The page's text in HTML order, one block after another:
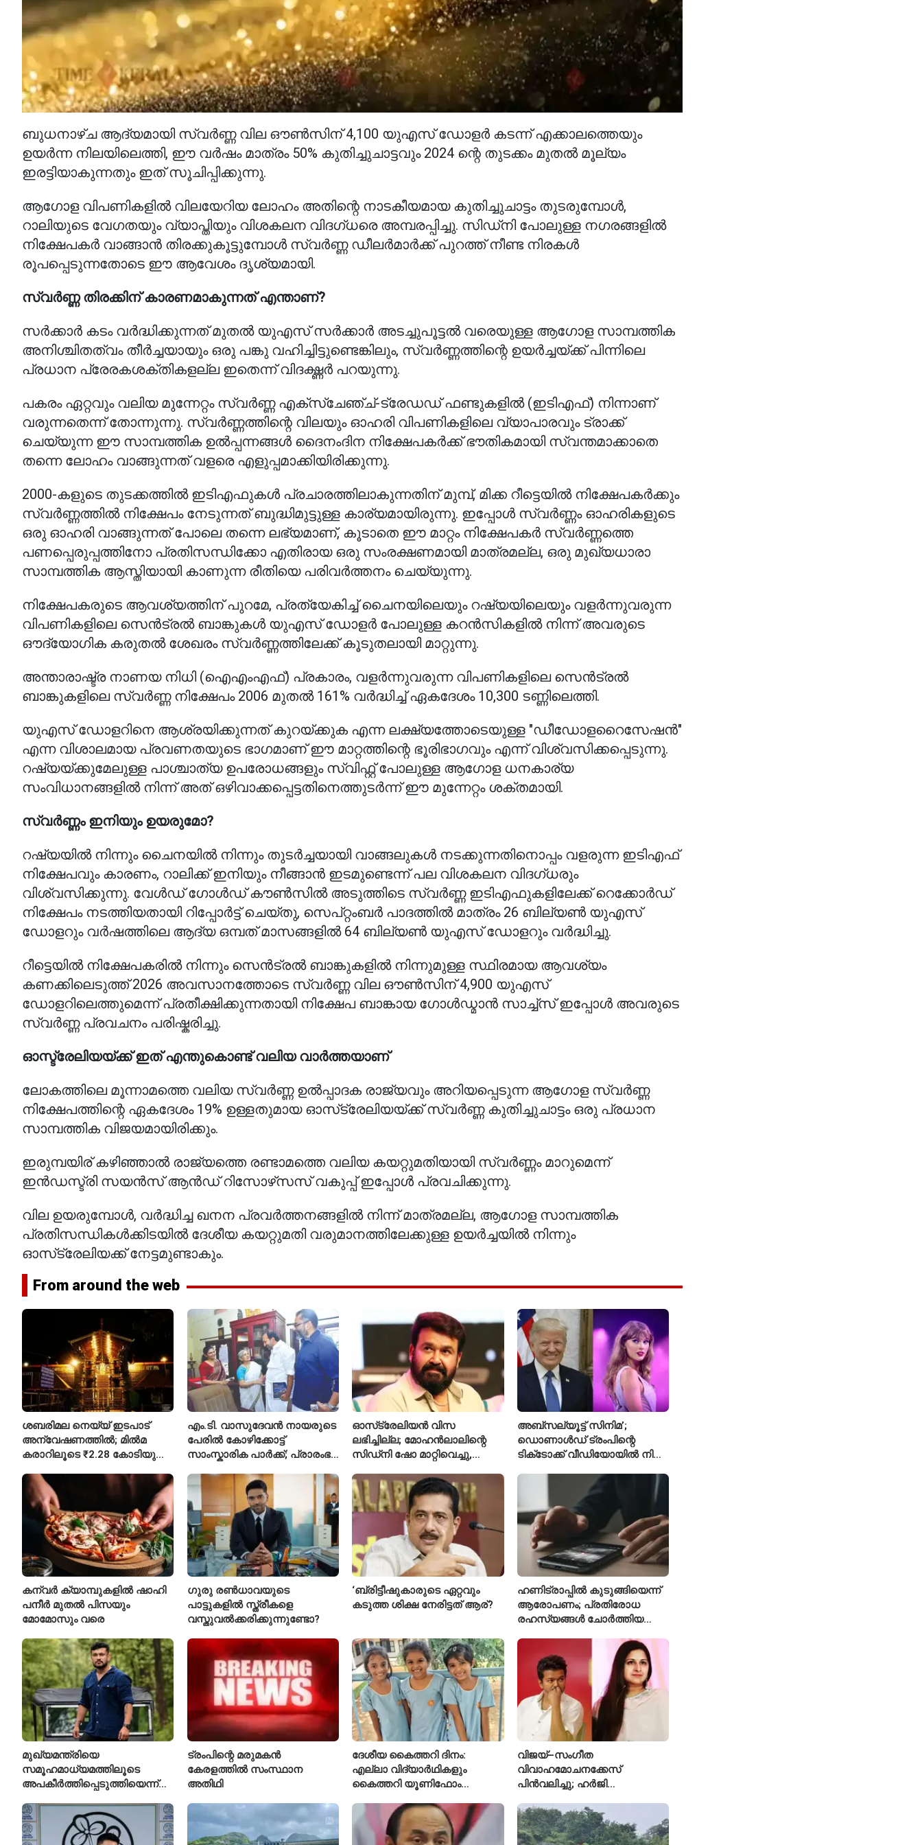
ബുധനാഴ്ച ആദ്യമായി സ്വർണ്ണ വില ഔൺസിന് 4,100 യുഎസ് ഡോളർ കടന്ന് എക്കാലത്തെയും
ഉയർന്ന നിലയിലെത്തി, ഈ വർഷം മാത്രം 50% കുതിച്ചുചാട്ടവും 2024 ന്റെ തുടക്കം മുതൽ മൂല്യം
ഇരട്ടിയാകുന്നതും ഇത് സൂചിപ്പിക്കുന്നു.
ആഗോള വിപണികളിൽ വിലയേറിയ ലോഹം അതിന്റെ നാടകീയമായ കുതിച്ചുചാട്ടം തുടരുമ്പോൾ,
റാലിയുടെ വേഗതയും വ്യാപ്തിയും വിശകലന വിദഗ്ധരെ അമ്പരപ്പിച്ചു. സിഡ്‌നി പോലുള്ള നഗരങ്ങളിൽ
നിക്ഷേപകർ വാങ്ങാൻ തിരക്കുകൂട്ടുമ്പോൾ സ്വർണ്ണ ഡീലർമാർക്ക് പുറത്ത് നീണ്ട നിരകൾ
രൂപപ്പെടുന്നതോടെ ഈ ആവേശം ദൃശ്യമായി.
സ്വർണ്ണ തിരക്കിന് കാരണമാകുന്നത് എന്താണ്?
സർക്കാർ കടം വർദ്ധിക്കുന്നത് മുതൽ യുഎസ് സർക്കാർ അടച്ചുപൂട്ടൽ വരെയുള്ള ആഗോള സാമ്പത്തിക
അനിശ്ചിതത്വം തീർച്ചയായും ഒരു പങ്കു വഹിച്ചിട്ടുണ്ടെങ്കിലും, സ്വർണ്ണത്തിന്റെ ഉയർച്ചയ്ക്ക് പിന്നിലെ
പ്രധാന പ്രേരകശക്തികളല്ല ഇതെന്ന് വിദഗ്ദ്ധർ പറയുന്നു.
പകരം ഏറ്റവും വലിയ മുന്നേറ്റം സ്വർണ്ണ എക്സ്ചേഞ്ച്-ട്രേഡഡ് ഫണ്ടുകളിൽ (ഇടിഎഫ്) നിന്നാണ്
വരുന്നതെന്ന് തോന്നുന്നു. സ്വർണ്ണത്തിന്റെ വിലയും ഓഹരി വിപണികളിലെ വ്യാപാരവും ട്രാക്ക്
ചെയ്യുന്ന ഈ സാമ്പത്തിക ഉൽപ്പന്നങ്ങൾ ദൈനംദിന നിക്ഷേപകർക്ക് ഭൗതികമായി സ്വന്തമാക്കാതെ
തന്നെ ലോഹം വാങ്ങുന്നത് വളരെ എളുപ്പമാക്കിയിരിക്കുന്നു.
2000-കളുടെ തുടക്കത്തിൽ ഇടിഎഫുകൾ പ്രചാരത്തിലാകുന്നതിന് മുമ്പ്, മിക്ക റീട്ടെയിൽ നിക്ഷേപകർക്കും
സ്വർണ്ണത്തിൽ നിക്ഷേപം നേടുന്നത് ബുദ്ധിമുട്ടുള്ള കാര്യമായിരുന്നു. ഇപ്പോൾ സ്വർണ്ണം ഓഹരികളുടെ
ഒരു ഓഹരി വാങ്ങുന്നത് പോലെ തന്നെ ലഭ്യമാണ്, കൂടാതെ ഈ മാറ്റം നിക്ഷേപകർ സ്വർണ്ണത്തെ
പണപ്പെരുപ്പത്തിനോ പ്രതിസന്ധിക്കോ എതിരായ ഒരു സംരക്ഷണമായി മാത്രമല്ല, ഒരു മുഖ്യധാരാ
സാമ്പത്തിക ആസ്തിയായി കാണുന്ന രീതിയെ പരിവർത്തനം ചെയ്യുന്നു.
നിക്ഷേപകരുടെ ആവശ്യത്തിന് പുറമേ, പ്രത്യേകിച്ച് ചൈനയിലെയും റഷ്യയിലെയും വളർന്നുവരുന്ന
വിപണികളിലെ സെൻട്രൽ ബാങ്കുകൾ യുഎസ് ഡോളർ പോലുള്ള കറൻസികളിൽ നിന്ന് അവരുടെ
ഔദ്യോഗിക കരുതൽ ശേഖരം സ്വർണ്ണത്തിലേക്ക് കൂടുതലായി മാറ്റുന്നു.
അന്താരാഷ്ട്ര നാണയ നിധി (ഐഎംഎഫ്) പ്രകാരം, വളർന്നുവരുന്ന വിപണികളിലെ സെൻട്രൽ
ബാങ്കുകളിലെ സ്വർണ്ണ നിക്ഷേപം 2006 മുതൽ 161% വർദ്ധിച്ച് ഏകദേശം 10,300 ടണ്ണിലെത്തി.
യുഎസ് ഡോളറിനെ ആശ്രയിക്കുന്നത് കുറയ്ക്കുക എന്ന ലക്ഷ്യത്തോടെയുള്ള "ഡീഡോളറൈസേഷൻ"
എന്ന വിശാലമായ പ്രവണതയുടെ ഭാഗമാണ് ഈ മാറ്റത്തിന്റെ ഭൂരിഭാഗവും എന്ന് വിശ്വസിക്കപ്പെടുന്നു.
റഷ്യയ്ക്കുമേലുള്ള പാശ്ചാത്യ ഉപരോധങ്ങളും സ്വിഫ്റ്റ് പോലുള്ള ആഗോള ധനകാര്യ
സംവിധാനങ്ങളിൽ നിന്ന് അത് ഒഴിവാക്കപ്പെട്ടതിനെത്തുടർന്ന് ഈ മുന്നേറ്റം ശക്തമായി.
സ്വർണ്ണം ഇനിയും ഉയരുമോ?
റഷ്യയിൽ നിന്നും ചൈനയിൽ നിന്നും തുടർച്ചയായി വാങ്ങലുകൾ നടക്കുന്നതിനൊപ്പം വളരുന്ന ഇടിഎഫ്
നിക്ഷേപവും കാരണം, റാലിക്ക് ഇനിയും നീങ്ങാൻ ഇടമുണ്ടെന്ന് പല വിശകലന വിദഗ്ധരും
വിശ്വസിക്കുന്നു. വേൾഡ് ഗോൾഡ് കൗൺസിൽ അടുത്തിടെ സ്വർണ്ണ ഇടിഎഫുകളിലേക്ക് റെക്കോർഡ്
നിക്ഷേപം നടത്തിയതായി റിപ്പോർട്ട് ചെയ്തു, സെപ്റ്റംബർ പാദത്തിൽ മാത്രം 26 ബില്യൺ യുഎസ്
ഡോളറും വർഷത്തിലെ ആദ്യ ഒമ്പത് മാസങ്ങളിൽ 64 ബില്യൺ യുഎസ് ഡോളറും വർദ്ധിച്ചു.
റീട്ടെയിൽ നിക്ഷേപകരിൽ നിന്നും സെൻട്രൽ ബാങ്കുകളിൽ നിന്നുമുള്ള സ്ഥിരമായ ആവശ്യം
കണക്കിലെടുത്ത് 2026 അവസാനത്തോടെ സ്വർണ്ണ വില ഔൺസിന് 4,900 യുഎസ്
ഡോളറിലെത്തുമെന്ന് പ്രതീക്ഷിക്കുന്നതായി നിക്ഷേപ ബാങ്കായ ഗോൾഡ്മാൻ സാച്ച്സ് ഇപ്പോൾ അവരുടെ
സ്വർണ്ണ പ്രവചനം പരിഷ്കരിച്ചു.
ഓസ്ട്രേലിയയ്ക്ക് ഇത് എന്തുകൊണ്ട് വലിയ വാർത്തയാണ്
ലോകത്തിലെ മൂന്നാമത്തെ വലിയ സ്വർണ്ണ ഉൽപ്പാദക രാജ്യവും അറിയപ്പെടുന്ന ആഗോള സ്വർണ്ണ
നിക്ഷേപത്തിന്റെ ഏകദേശം 19% ഉള്ളതുമായ ഓസ്‌ട്രേലിയയ്ക്ക് സ്വർണ്ണ കുതിച്ചുചാട്ടം ഒരു പ്രധാന
സാമ്പത്തിക വിജയമായിരിക്കും.
ഇരുമ്പയിര് കഴിഞ്ഞാൽ രാജ്യത്തെ രണ്ടാമത്തെ വലിയ കയറ്റുമതിയായി സ്വർണ്ണം മാറുമെന്ന്
ഇൻഡസ്ട്രി സയൻസ് ആൻഡ് റിസോഴ്‌സസ് വകുപ്പ് ഇപ്പോൾ പ്രവചിക്കുന്നു.
വില ഉയരുമ്പോൾ, വർദ്ധിച്ച ഖനന പ്രവർത്തനങ്ങളിൽ നിന്ന് മാത്രമല്ല, ആഗോള സാമ്പത്തിക
പ്രതിസന്ധികൾക്കിടയിൽ ദേശീയ കയറ്റുമതി വരുമാനത്തിലേക്കുള്ള ഉയർച്ചയിൽ നിന്നും
ഓസ്‌ട്രേലിയക്ക് നേട്ടമുണ്ടാകും.
From around the web
ശബരിമല നെയ്യ് ഇടപാട്
അന്വേഷണത്തിൽ; മിൽമ
കരാറിലൂടെ ₹2.28 കോടിയുടെ
എം.ടി. വാസുദേവൻ നായരുടെ
പേരിൽ കോഴിക്കോട്ട്
സാംസ്കാരിക പാർക്ക്; പ്രാരംഭ
ഓസ്‌ട്രേലിയൻ വിസ
ലഭിച്ചില്ല; മോഹൻലാലിന്റെ
സിഡ്‌നി ഷോ മാറ്റിവെച്ചു,
താരം
അബ്സല്യൂട്ട് സിനിമ’;
ഡൊണാൾഡ് ട്രംപിന്റെ
ടിക്‌ടോക്ക് വീഡിയോയിൽ നിന്ന്
കന്വർ ക്യാമ്പുകളിൽ ഷാഹി
പനീർ മുതൽ പിസയും
മോമോസും വരെ
ഗുരു രൺധാവയുടെ
പാട്ടുകളിൽ സ്ത്രീകളെ
വസ്തുവൽക്കരിക്കുന്നുണ്ടോ?
‘ബ്രിട്ടീഷുകാരുടെ ഏറ്റവും
കടുത്ത ശിക്ഷ നേരിട്ടത് ആര്?
ഹണിട്രാപ്പിൽ കുടുങ്ങിയെന്ന്
ആരോപണം; പ്രതിരോധ
രഹസ്യങ്ങൾ ചോർത്തിയ
മുഖ്യമന്ത്രിയെ
സമൂഹമാധ്യമത്തിലൂടെ
അപകീർത്തിപ്പെടുത്തിയെന്ന്
ആയങ്കിക്കെതിരെ പുതിയ
കേസ്
ട്രംപിന്റെ മരുമകൻ
കേരളത്തിൽ സംസ്ഥാന
അതിഥി
ദേശീയ കൈത്തറി ദിനം:
എല്ലാ വിദ്യാർഥികളും
കൈത്തറി യൂണിഫോം
സ്കൂൾ വേറിട്ട മാതൃക
വിജയ്–സംഗീത
വിവാഹമോചനക്കേസ്
പിൻവലിച്ചു; ഹർജി
അവസാനിപ്പിച്ച് കോടതി